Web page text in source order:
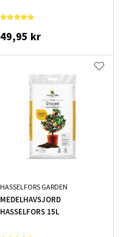
49,95 kr
HASSELFORS GARDEN
MEDELHAVSJORD
HASSELFORS 15L